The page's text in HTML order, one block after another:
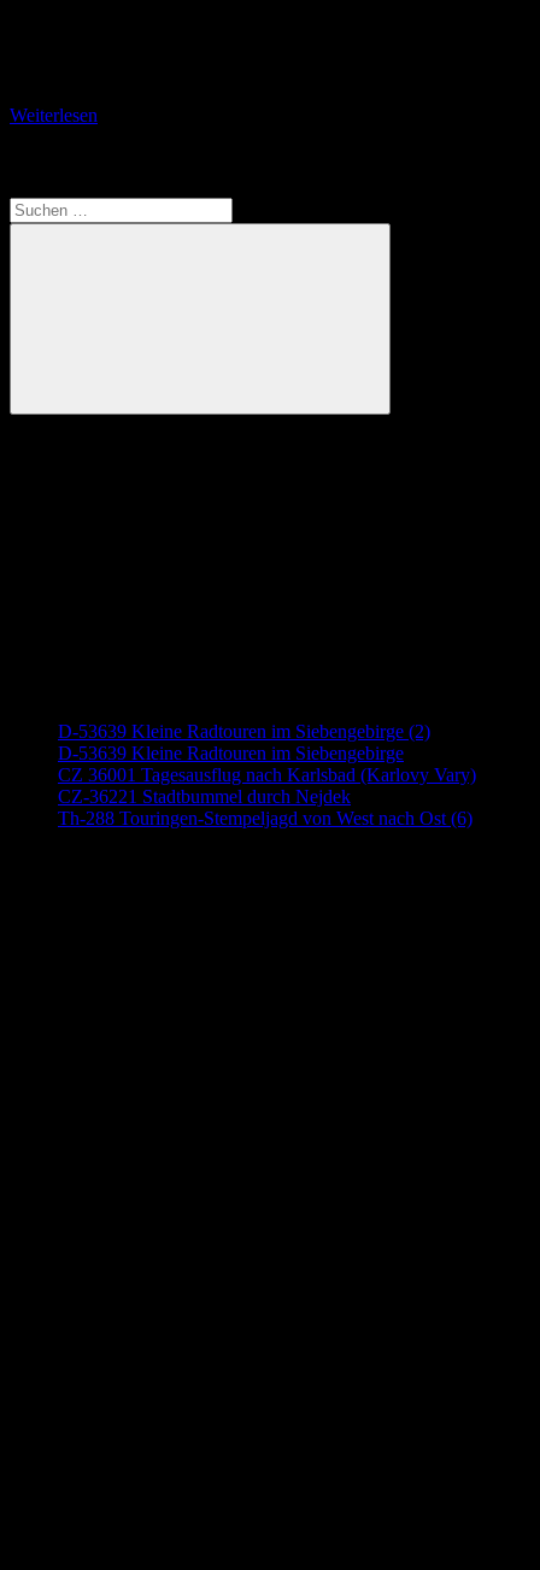
Weiterlesen
Suchen
nach:
Suchen
D-53639 Kleine Radtouren im Siebengebirge (2)
D-53639 Kleine Radtouren im Siebengebirge
CZ 36001 Tagesausflug nach Karlsbad (Karlovy Vary)
CZ-36221 Stadtbummel durch Nejdek
Th-288 Touringen-Stempeljagd von West nach Ost (6)